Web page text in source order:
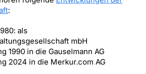
:
als
mbH
1990 in die Gauselmann AG
2024 in die Merkur.com AG